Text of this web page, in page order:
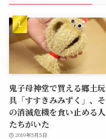
鬼子母神堂で買える郷土玩
具「すすきみみずく」、そ
の消滅危機を食い止める人
たちがいた
2019年5月5日